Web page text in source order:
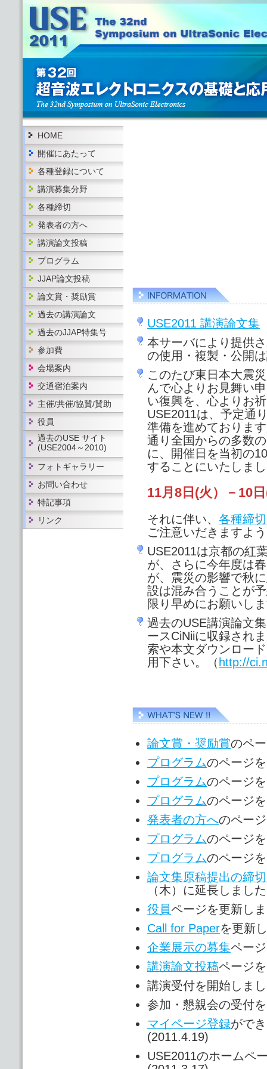
HOME
開催にあたって
各種登録について
講演募集分野
各種締切
発表者の方へ
講演論文投稿
プログラム
JJAP論文投稿
論文賞・奨励賞
過去の講演論文
過去のJJAP特集号
参加費
会場案内
交通宿泊案内
主催/共催/協賛/賛助
役員
過去のUSE サイト
(USE2004～2010)
フォトギャラリー
お問い合わせ
特記事項
リンク
USE2011 講演論文集
本サーバにより提供
の使用・複製・公開
このたび東日本大震
んで心よりお見舞い
い復興を、心よりお
USE2011は、予定通
準備を進めておりま
通り全国からの多数
に、開催日を当初の
することにいたしま
11月8日(火）－10
それに伴い、 各種締切
ご注意いだきますよ
USE2011は京都の紅
が、さらに今年度は
が、震災の影響で秋
設は混み合うことが
限り早めにお願いし
過去のUSE講演論文
ースCiNiiに収録され
索や本文ダウンロー
用下さい。（ http://
論文賞・奨励賞のペ
プログラムのページ
プログラムのページ
プログラムのページ
発表者の方へのペー
プログラムのページ
プログラムのページ
論文集原稿提出の締
（木）に延長しまし
役員ページを更新し
Call for Paperを更新
企業展示の募集ペー
講演論文投稿ページ
講演受付を開始しま
参加・懇親会の受付
マイページ登録がで
(2011.4.19)
USE2011のホームペ